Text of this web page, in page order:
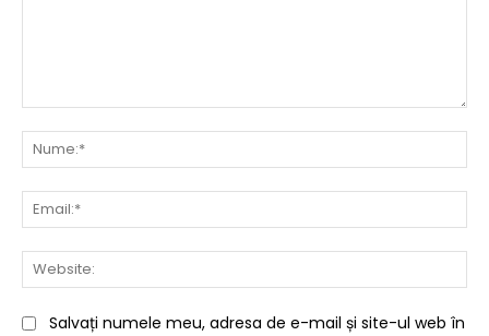
Salvați numele meu, adresa de e-mail și site-ul web în